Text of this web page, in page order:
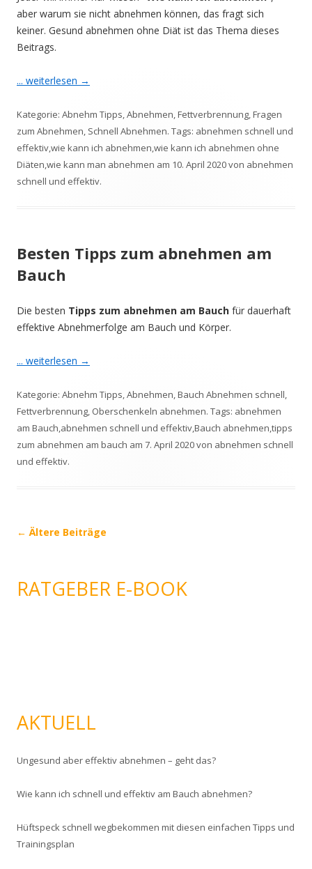
aber warum sie nicht abnehmen können, das fragt sich
keiner. Gesund abnehmen ohne Diät ist das Thema dieses
Beitrags.
... weiterlesen →
Kategorie: Abnehm Tipps,Abnehmen,Fettverbrennung,Fragen
zum Abnehmen, Schnell Abnehmen. Tags: abnehmen schnell und
effektiv,wie kann ich abnehmen,wie kann ich abnehmen ohne
Diäten,wie kann man abnehmen am 10. April 2020von abnehmen
schnell und effektiv.
Besten Tipps zum abnehmen am
Bauch
Die besten Tipps zum abnehmen am Bauch für dauerhaft
effektive Abnehmerfolge am Bauch und Körper.
... weiterlesen →
Kategorie: Abnehm Tipps,Abnehmen,Bauch Abnehmen schnell,
Fettverbrennung, Oberschenkeln abnehmen. Tags: abnehmen
am Bauch,abnehmen schnell und effektiv,Bauch abnehmen,tipps
zum abnehmen am bauch am 7. April 2020von abnehmen schnell
und effektiv.
Beitrags-
← Ältere Beiträge
RATGEBER E-BOOK
AKTUELL
Ungesund aber effektiv abnehmen – geht das?
Wie kann ich schnell und effektiv am Bauch abnehmen?
Hüftspeck schnell wegbekommen mit diesen einfachen Tipps und
Trainingsplan